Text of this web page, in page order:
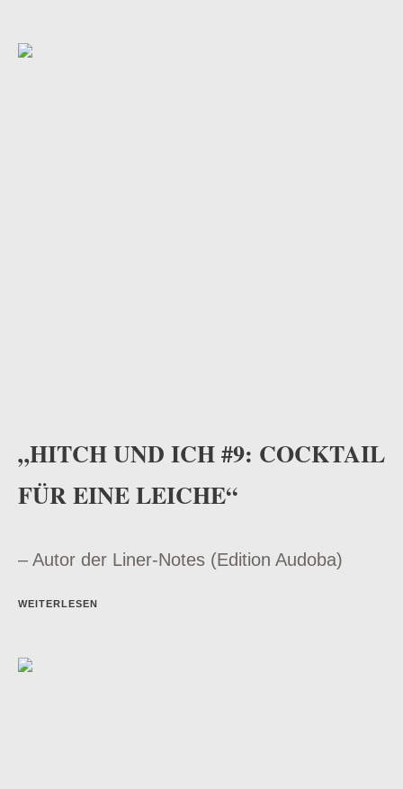
„HITCH UND ICH #9: COCKTAIL
FÜR EINE LEICHE“
– Autor der Liner-Notes (Edition Audoba)
WEITERLESEN